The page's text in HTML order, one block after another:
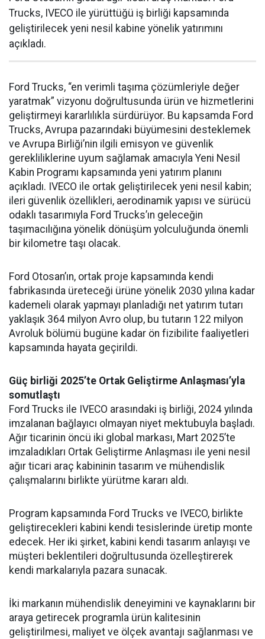
Trucks, IVECO ile yürüttüğü iş birliği kapsamında
geliştirilecek yeni nesil kabine yönelik yatırımını
açıkladı.
Ford Trucks, “en verimli taşıma çözümleriyle değer
yaratmak” vizyonu doğrultusunda ürün ve hizmetlerini
geliştirmeyi kararlılıkla sürdürüyor. Bu kapsamda Ford
Trucks, Avrupa pazarındaki büyümesini desteklemek
ve Avrupa Birliği’nin ilgili emisyon ve güvenlik
gerekliliklerine uyum sağlamak amacıyla Yeni Nesil
Kabin Programı kapsamında yeni yatırım planını
açıkladı. IVECO ile ortak geliştirilecek yeni nesil kabin;
ileri güvenlik özellikleri, aerodinamik yapısı ve sürücü
odaklı tasarımıyla Ford Trucks’ın geleceğin
taşımacılığına yönelik dönüşüm yolculuğunda önemli
bir kilometre taşı olacak.
Ford Otosan’ın, ortak proje kapsamında kendi
fabrikasında üreteceği ürüne yönelik 2030 yılına kadar
kademeli olarak yapmayı planladığı net yatırım tutarı
yaklaşık 364 milyon Avro olup, bu tutarın 122 milyon
Avroluk bölümü bugüne kadar ön fizibilite faaliyetleri
kapsamında hayata geçirildi.
Güç birliği 2025’te Ortak Geliştirme Anlaşması’yla
somutlaştı
Ford Trucks ile IVECO arasındaki iş birliği, 2024 yılında
imzalanan bağlayıcı olmayan niyet mektubuyla başladı.
Ağır ticarinin öncü iki global markası, Mart 2025’te
imzaladıkları Ortak Geliştirme Anlaşması ile yeni nesil
ağır ticari araç kabininin tasarım ve mühendislik
çalışmalarını birlikte yürütme kararı aldı.
Program kapsamında Ford Trucks ve IVECO, birlikte
geliştirecekleri kabini kendi tesislerinde üretip monte
edecek. Her iki şirket, kabini kendi tasarım anlayışı ve
müşteri beklentileri doğrultusunda özelleştirerek
kendi markalarıyla pazara sunacak.
İki markanın mühendislik deneyimini ve kaynaklarını bir
araya getirecek programla ürün kalitesinin
geliştirilmesi, maliyet ve ölçek avantajı sağlanması ve